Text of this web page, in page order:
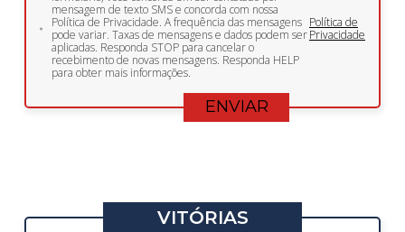
mensagem de texto SMS e concorda com nossa
Política de Privacidade. A frequência das mensagens
pode variar. Taxas de mensagens e dados podem ser
aplicadas. Responda STOP para cancelar o
recebimento de novas mensagens. Responda HELP
para obter mais informações.
Política de
Privacidade
VITÓRIAS